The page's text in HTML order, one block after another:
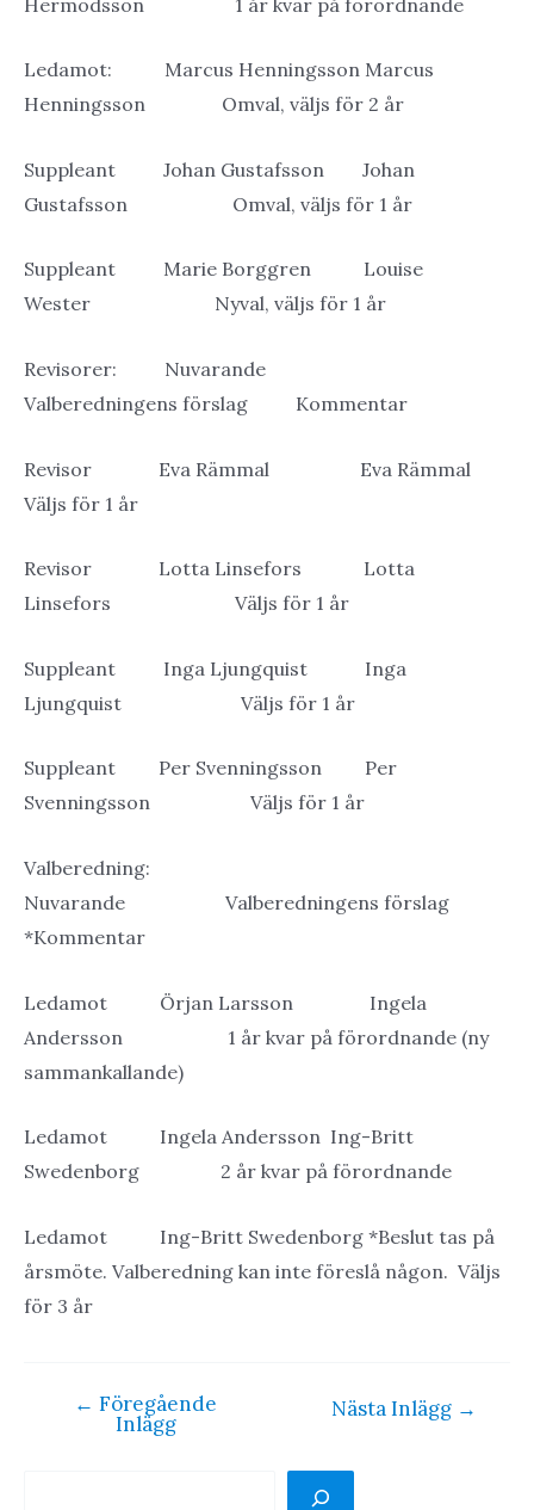
Ledamot: Marcus Henningsson Marcus
Henningsson Omval, väljs för 2 år
Suppleant Johan Gustafsson Johan
Gustafsson Omval, väljs för 1 år
Suppleant Marie Borggren Louise
Wester Nyval, väljs för 1 år
Revisorer: Nuvarande
Valberedningens förslag Kommentar
Revisor Eva Rämmal Eva Rämmal
Väljs för 1 år
Revisor Lotta Linsefors Lotta
Linsefors Väljs för 1 år
Suppleant Inga Ljungquist Inga
Ljungquist Väljs för 1 år
Suppleant Per Svenningsson Per
Svenningsson Väljs för 1 år
Valberedning:
Nuvarande Valberedningens förslag
*Kommentar
Ledamot Örjan Larsson Ingela
Andersson 1 år kvar på förordnande (ny
sammankallande)
Ledamot Ingela Andersson Ing-Britt
Swedenborg 2 år kvar på förordnande
Ledamot Ing-Britt Swedenborg *Beslut tas på
årsmöte. Valberedning kan inte föreslå någon. Väljs
för 3 år
Inläggsnavigering
← Föregående
Inlägg
Nästa Inlägg →